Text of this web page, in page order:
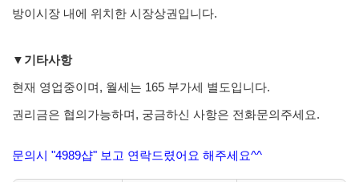
방이시장 내에 위치한 시장상권입니다.
▼기타사항
현재 영업중이며, 월세는 165 부가세 별도입니다.
권리금은 협의가능하며, 궁금하신 사항은 전화문의주세요.
문의시 "4989샵" 보고 연락드렸어요 해주세요^^